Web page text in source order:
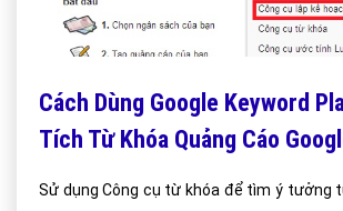
Cách Dùng Google Keyword
Tích Từ Khóa Quảng Cáo
Sử dụng Công cụ từ khóa để tìm ý tưởng